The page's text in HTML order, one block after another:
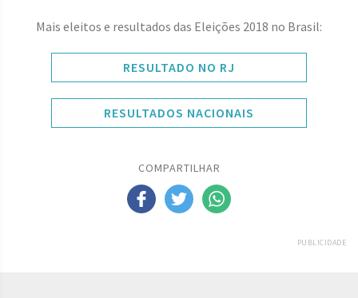
Mais eleitos e resultados das Eleições 2018 no Brasil:
RESULTADO NO RJ
RESULTADOS NACIONAIS
COMPARTILHAR
PUBLICIDADE